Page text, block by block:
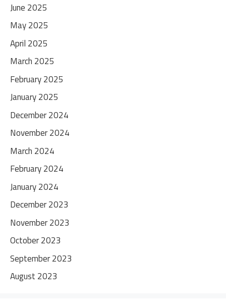
June 2025
May 2025
April 2025
March 2025
February 2025
January 2025
December 2024
November 2024
March 2024
February 2024
January 2024
December 2023
November 2023
October 2023
September 2023
August 2023